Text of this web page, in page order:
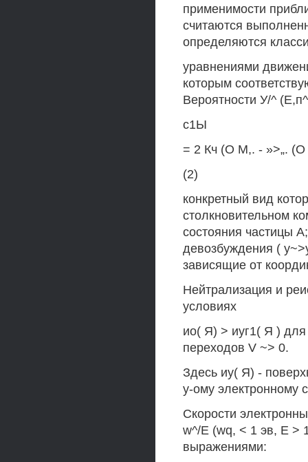
применимости
считаются
определяются
уравнениями
которым
Вероятности У/^
с1Ы
= 2 Кч (О М,. - »>„. (О
(2)
конкретный вид
столкновительном
состояния частицы
девозбуждения (
зависящие от
Нейтрализация и
условиях
ио( Я) > иуг1( Я )
переходов V ~> 0.
Здесь иу( Я) -
у-ому электронному
Скорости
w^/E (wq, < 1 эв, Е >
выражениями: